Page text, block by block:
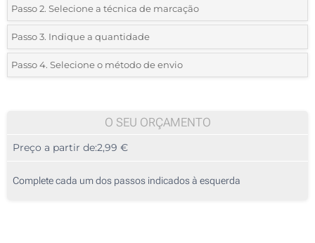
Passo 2. Selecione a técnica de marcação
*Selecione o tipo de marcação e as cores do logotipo:
1 Cor (Num lado)
Passo 3. Indique a quantidade
*Quantidade mínima:20
40
100
Passo 4. Selecione o método de envio
O SEU ORÇAMENTO
Preço a partir de:2,99 €
Complete cada um dos passos indicados à esquerda